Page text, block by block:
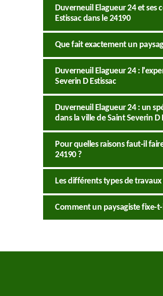
Duverneuil Elagueur 24 et ses
Estissac dans le 24190
Que fait exactement un
Duverneuil Elagueur 24 :
Severin D Estissac
Duverneuil Elagueur 24 : un
dans la ville de Saint Severin D
Pour quelles raisons faut-il
24190 ?
Les différents types de
Comment un paysagiste fixe-t-